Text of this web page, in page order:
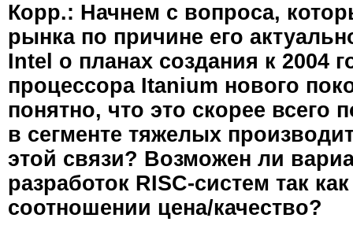
Корр.: Начнем с вопроса,
рынка по причине его
Intel о планах создания к 2004
процессора Itanium нового
понятно, что это скорее всего
в сегменте тяжелых
этой связи? Возможен ли
разработок RISC-систем так
соотношении цена/качество?